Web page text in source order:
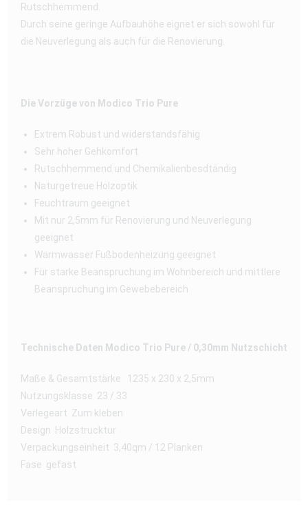
Rutschhemmend.
Durch seine geringe Aufbauhöhe eignet er sich sowohl für
die Neuverlegung als auch für die Renovierung.
Die Vorzüge von Modico Trio Pure
Extrem Robust und widerstandsfähig
Sehr hoher Gehkomfort
Rutschhemmend und Chemikalienbesdtändig
Naturgetreue Holzoptik
Feuchtraum geeignet
Mit nur 2,5mm für Renovierung und Neuverlegung
geeignet
Warmwasser Fußbodenheizung geeignet
Für starke Beanspruchung im Wohnbereich und mittlere
Beanspruchung im Gewebebereich
Technische Daten Modico Trio Pure / 0,30mm Nutzschicht
Maße & Gesamtstärke 1235 x 230 x 2,5mm
Nutzungsklasse 23 / 33
Verlegeart Zum kleben
Design Holzstrucktur
Verpackungseinheit 3,40qm / 12 Planken
Fase gefast